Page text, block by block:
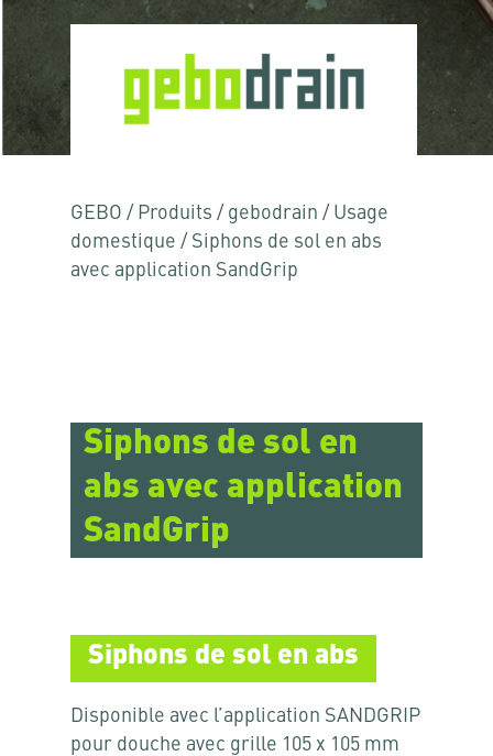
GEBO / Produits / gebodrain / Usage
domestique / Siphons de sol en abs
avec application SandGrip
Siphons de sol en
abs avec application
SandGrip
Siphons de sol en abs
Disponible avec l’application SANDGRIP
pour douche avec grille 105 x 105 mm